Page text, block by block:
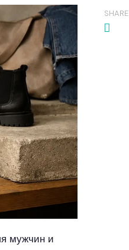
мужчин и
SHARE